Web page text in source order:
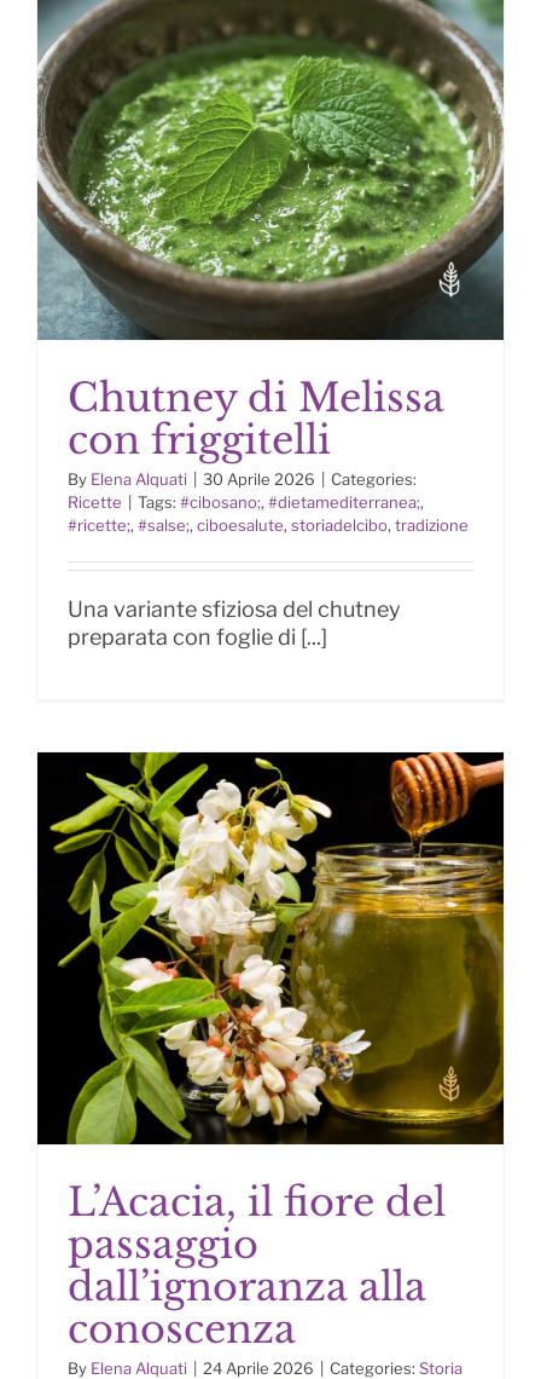
Chutney di Melissa con friggitelli
Chutney di Melissa
con friggitelli
By Elena Alquati 30 Aprile 2026
Categories:
Ricette
Tags: #cibosano;, #dietamediterranea;,
#ricette;, #salse;, ciboesalute, storiadelcibo, tradizione
Una variante sfiziosa del chutney
preparata con foglie di [...]
L’Acacia, il fiore del passaggio
dall’ignoranza alla conoscenza
L’Acacia, il fiore del
passaggio
dall’ignoranza alla
conoscenza
By Elena Alquati 24 Aprile 2026 Categories: Storia